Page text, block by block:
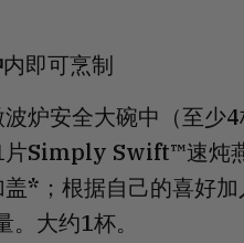
内即可烹制
炉安全大碗中（至少
片Simply Swift™速炖
*；根据自己的喜好
大约1杯。